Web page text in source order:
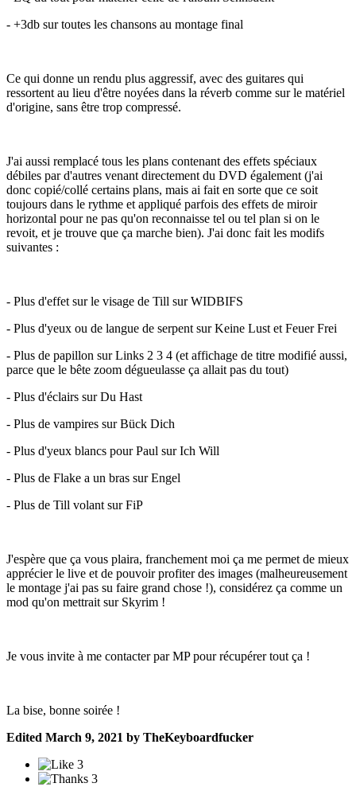
- +3db sur toutes les chansons au montage final
Ce qui donne un rendu plus aggressif, avec des guitares qui
ressortent au lieu d'être noyées dans la réverb comme sur le matériel
d'origine, sans être trop compressé.
J'ai aussi remplacé tous les plans contenant des effets spéciaux
débiles par d'autres venant directement du DVD également (j'ai
donc copié/collé certains plans, mais ai fait en sorte que ce soit
toujours dans le rythme et appliqué parfois des effets de miroir
horizontal pour ne pas qu'on reconnaisse tel ou tel plan si on le
revoit, et je trouve que ça marche bien). J'ai donc fait les modifs
suivantes :
- Plus d'effet sur le visage de Till sur WIDBIFS
- Plus d'yeux ou de langue de serpent sur Keine Lust et Feuer Frei
- Plus de papillon sur Links 2 3 4 (et affichage de titre modifié aussi,
parce que le bête zoom dégueulasse ça allait pas du tout)
- Plus d'éclairs sur Du Hast
- Plus de vampires sur Bück Dich
- Plus d'yeux blancs pour Paul sur Ich Will
- Plus de Flake a un bras sur Engel
- Plus de Till volant sur FiP
J'espère que ça vous plaira, franchement moi ça me permet de mieux
apprécier le live et de pouvoir profiter des images (malheureusement
le montage j'ai pas su faire grand chose !), considérez ça comme un
mod qu'on mettrait sur Skyrim !
Je vous invite à me contacter par MP pour récupérer tout ça !
La bise, bonne soirée !
Edited March 9, 2021 by TheKeyboardfucker
3
3